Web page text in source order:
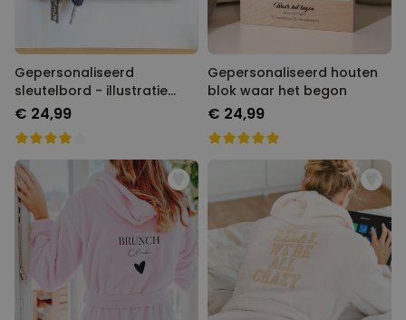
Gepersonaliseerd
sleutelbord - illustratie
cartoon familie
€ 24,99
Gepersonaliseerd houten
blok waar het begon
€ 24,99